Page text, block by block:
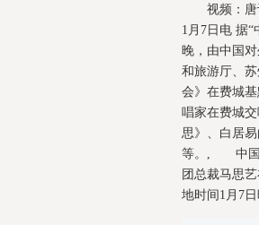
视频：
1月7日电 据
晚，由中国
和旅游厅、
会》在费城
唱家在费城
思》、白居
等。, 中国驻
团总裁马思
地时间1月7